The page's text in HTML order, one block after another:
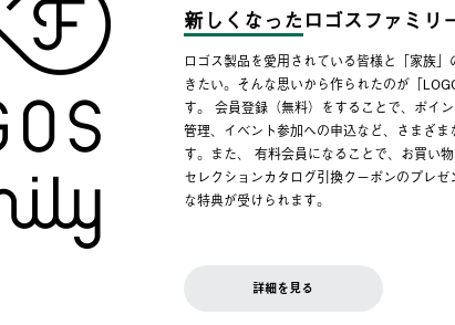
新しくなったロゴスファミリ
ロゴス製品を愛用されている皆様と「家族
きたい。そんな思いから作られたのが「
す。 会員登録（無料）をすることで、ポイ
管理、イベント参加への申込など、さまざま
す。また、 有料会員になることで、お買い
セレクションカタログ引換クーポンのプレ
な特典が受けられます。
詳細を見る